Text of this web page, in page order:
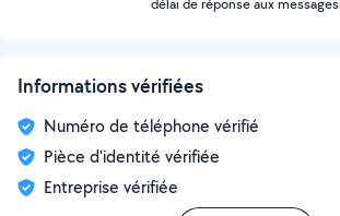
délai de réponse aux messages
Informations vérifiées
Numéro de téléphone vérifié
Pièce d'identité vérifiée
Entreprise vérifiée